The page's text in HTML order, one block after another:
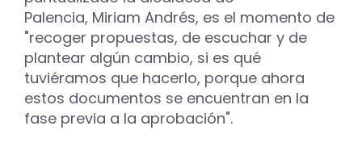
Palencia, Miriam Andrés, es el momento de
"recoger propuestas, de escuchar y de
plantear algún cambio, si es qué
tuviéramos que hacerlo, porque ahora
estos documentos se encuentran en la
fase previa a la aprobación".